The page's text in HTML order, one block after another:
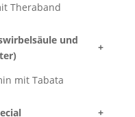
Theraband
und
+
mit Tabata
+